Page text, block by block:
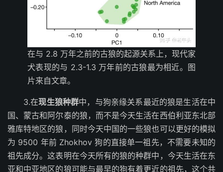
在与 2.8 万年之前的古狼的起源关系上，现代家
犬表现的与 2.3-1.3 万年前的古狼最为相近。图
片来自文章。
3.在现生狼种群中，与狗亲缘关系最近的狼是生活在中
国、蒙古和阿尔泰的狼，而不是今天生活在西伯利亚东北部
雅库特地区的狼，同时今天中国的一些狼也可以更好的模拟
为 9500 年前 Zhokhov 狗的直接单一祖先，不需要未知的
祖先成分。这表明在今天所有的狼的种群中，今天生活在东
亚和中亚地区的狼可能与最早的狗有着更近的祖先，这个共